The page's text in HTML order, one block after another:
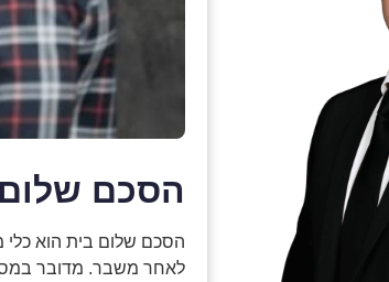
הסכם
הסכם שלום בית הוא כלי
לאחר משבר. מדובר